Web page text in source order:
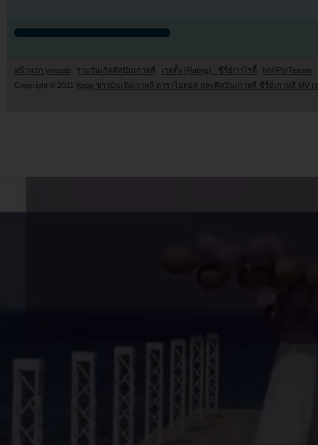
หน้าแรก youzab รวมวันเกิดศิลปินเกาหลี เรตติ้ง (Rating) : ซีรี่ย์/วาไรตี้
MV/PV/Teaser
Copyright © 2011 Kpop ข่าวบันเทิงเกาหลี ดาราไอดอล และศิลปินเกาหลี ซีรี่ย์เกาหลี MV